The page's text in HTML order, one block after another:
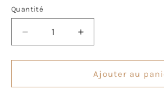
Quantité
Quantité
Réduire
la
quantité
Cartes
Augmenter
la
quantité
Cartes
Ajouter au